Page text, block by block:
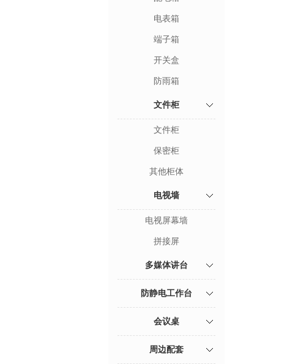
电表箱
端子箱
开关盒
防雨箱
文件柜
文件柜
保密柜
其他柜体
电视墙
电视屏幕墙
拼接屏
多媒体讲台
防静电工作台
会议桌
周边配套